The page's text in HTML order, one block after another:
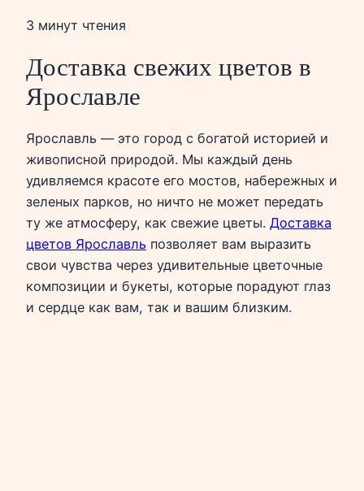
3 минут чтения
Доставка свежих цветов в
Ярославле
Ярославль — это город с богатой историей и
живописной природой. Мы каждый день
удивляемся красоте его мостов, набережных и
зеленых парков, но ничто не может передать
ту же атмосферу, как свежие цветы. Доставка
цветов Ярославль позволяет вам выразить
свои чувства через удивительные цветочные
композиции и букеты, которые порадуют глаз
и сердце как вам, так и вашим близким.